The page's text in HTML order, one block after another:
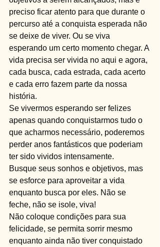
preciso ficar atento para que durante o
percurso até a conquista esperada não
se deixe de viver. Ou se viva
esperando um certo momento chegar. A
vida precisa ser vivida no aqui e agora,
cada busca, cada estrada, cada acerto
e cada erro fazem parte da nossa
história.
Se vivermos esperando ser felizes
apenas quando conquistarmos tudo o
que acharmos necessário, poderemos
perder anos fantásticos que poderiam
ter sido vividos intensamente.
Busque seus sonhos e objetivos, mas
se esforce para aproveitar a vida
enquanto busca por eles. Não se
feche, não se isole, viva!
Não coloque condições para sua
felicidade, se permita sorrir mesmo
enquanto ainda não tiver conquistado